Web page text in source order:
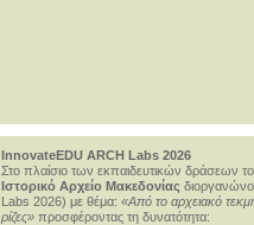
InnovateEDU ARCH Labs 2026
Στο πλαίσιο των εκπαιδευτικών δράσεων
Ιστορικό Αρχείο Μακεδονίας
Labs 2026) με θέμα: «Από το αρχειακό
ρίζες» προσφέροντας τη δυνατότητα: